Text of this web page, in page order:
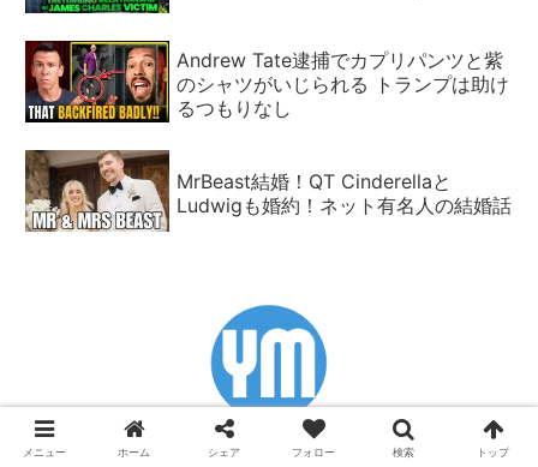
Andrew Tate逮捕でカプリパンツと紫
のシャツがいじられる トランプは助け
るつもりなし
MrBeast結婚！QT Cinderellaと
Ludwigも婚約！ネット有名人の結婚話
メニュー ホーム シェア フォロー 検索 トップ